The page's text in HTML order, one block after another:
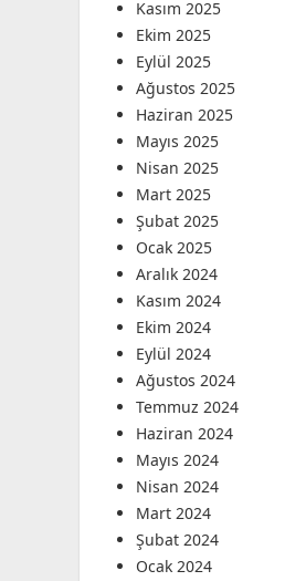
Kasım 2025
Ekim 2025
Eylül 2025
Ağustos 2025
Haziran 2025
Mayıs 2025
Nisan 2025
Mart 2025
Şubat 2025
Ocak 2025
Aralık 2024
Kasım 2024
Ekim 2024
Eylül 2024
Ağustos 2024
Temmuz 2024
Haziran 2024
Mayıs 2024
Nisan 2024
Mart 2024
Şubat 2024
Ocak 2024